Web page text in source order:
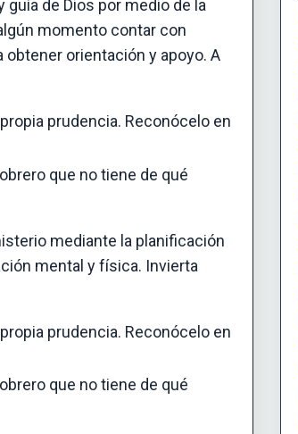
guía de Dios por medio de la
momento contar con
orientación y apoyo. A
prudencia. Reconócelo en
que no tiene de qué
mediante la planificación
mental y física. Invierta
prudencia. Reconócelo en
que no tiene de qué